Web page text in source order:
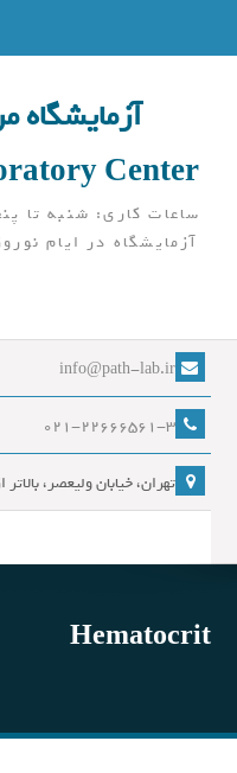
آزمایشگاه
Center
آزمایشگاه در ایام
info@path-lab.ir
021-22666561-3
تهران، خیابان ولیعصر،
Hematocrit